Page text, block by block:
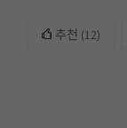
추천 (12)